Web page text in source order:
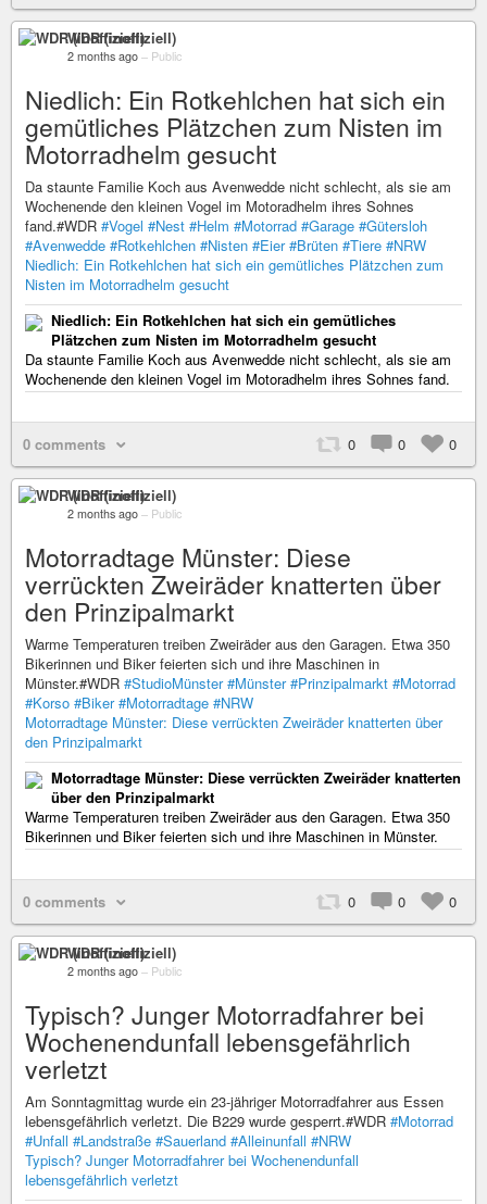
WDR (inoffiziell)
2 months ago – Public
Niedlich: Ein Rotkehlchen hat sich ein
gemütliches Plätzchen zum Nisten im
Motorradhelm gesucht
Da staunte Familie Koch aus Avenwedde nicht schlecht, als sie am
Wochenende den kleinen Vogel im Motoradhelm ihres Sohnes
fand.#WDR #Vogel #Nest #Helm #Motorrad #Garage #Gütersloh
#Avenwedde #Rotkehlchen #Nisten #Eier #Brüten #Tiere #NRW
Niedlich: Ein Rotkehlchen hat sich ein gemütliches Plätzchen zum
Nisten im Motorradhelm gesucht
Niedlich: Ein Rotkehlchen hat sich ein gemütliches
Plätzchen zum Nisten im Motorradhelm gesucht
Da staunte Familie Koch aus Avenwedde nicht schlecht, als sie am
Wochenende den kleinen Vogel im Motoradhelm ihres Sohnes fand.
0 comments 0 0 0
WDR (inoffiziell)
2 months ago – Public
Motorradtage Münster: Diese
verrückten Zweiräder knatterten über
den Prinzipalmarkt
Warme Temperaturen treiben Zweiräder aus den Garagen. Etwa 350
Bikerinnen und Biker feierten sich und ihre Maschinen in
Münster.#WDR #StudioMünster #Münster #Prinzipalmarkt #Motorrad
#Korso #Biker #Motorradtage #NRW
Motorradtage Münster: Diese verrückten Zweiräder knatterten über
den Prinzipalmarkt
Motorradtage Münster: Diese verrückten Zweiräder knatterten
über den Prinzipalmarkt
Warme Temperaturen treiben Zweiräder aus den Garagen. Etwa 350
Bikerinnen und Biker feierten sich und ihre Maschinen in Münster.
0 comments 0 0 0
WDR (inoffiziell)
2 months ago – Public
Typisch? Junger Motorradfahrer bei
Wochenendunfall lebensgefährlich
verletzt
Am Sonntagmittag wurde ein 23-jähriger Motorradfahrer aus Essen
lebensgefährlich verletzt. Die B229 wurde gesperrt.#WDR #Motorrad
#Unfall #Landstraße #Sauerland #Alleinunfall #NRW
Typisch? Junger Motorradfahrer bei Wochenendunfall
lebensgefährlich verletzt